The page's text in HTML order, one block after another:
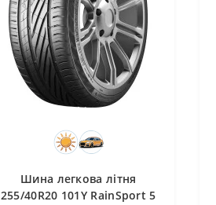
Шина легкова літня
255/40R20 101Y RainSport 5